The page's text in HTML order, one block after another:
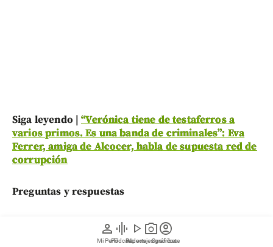
person
Mi Perfil
graphic_eq
Pódcast
play_arrow
Videos
photo_camera
Reportajes gráficos
account_circle
Suscríbete
Siga leyendo |“Verónica tiene de testaferros a
varios primos. Es una banda de criminales”: Eva
Ferrer, amiga de Alcocer, habla de supuesta red de
corrupción
Preguntas y respuestas
¿Por qué viajó Verónica Alcocer a
Suecia en medio de las acusaciones